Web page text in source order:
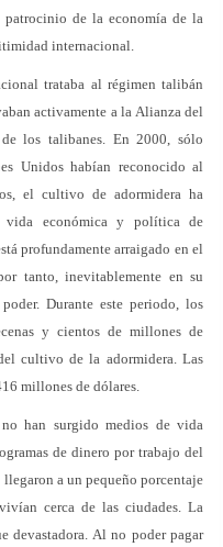
patrocinio de la economía de la
internacional.
trataba al régimen talibán
activamente a la Alianza del
los talibanes. En 2000, sólo
Unidos habían reconocido al
el cultivo de adormidera ha
vida económica y política de
profundamente arraigado en el
tanto, inevitablemente en su
Durante este periodo, los
y cientos de millones de
cultivo de la adormidera. Las
millones de dólares.
han surgido medios de vida
de dinero por trabajo del
a un pequeño porcentaje
cerca de las ciudades. La
devastadora. Al no poder pagar